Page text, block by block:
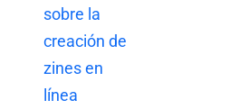
sobre la
creación de
zines en
línea